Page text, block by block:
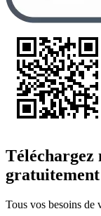
gratuitement
Tous vos besoins de